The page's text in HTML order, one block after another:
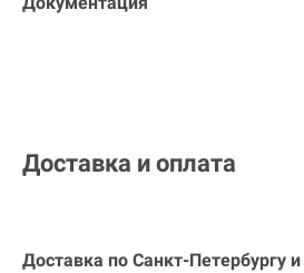
Доставка и оплата
Доставка по Санкт-Петербургу и